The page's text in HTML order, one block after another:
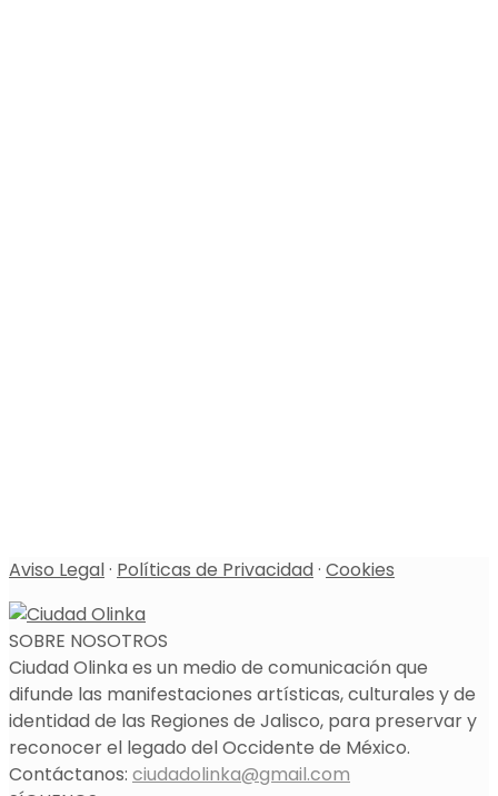
Aviso Legal· Políticas de Privacidad· Cookies
SOBRE NOSOTROS
Ciudad Olinka es un medio de comunicación que
difunde las manifestaciones artísticas, culturales y de
identidad de las Regiones de Jalisco, para preservar y
reconocer el legado del Occidente de México.
Contáctanos: ciudadolinka@gmail.com